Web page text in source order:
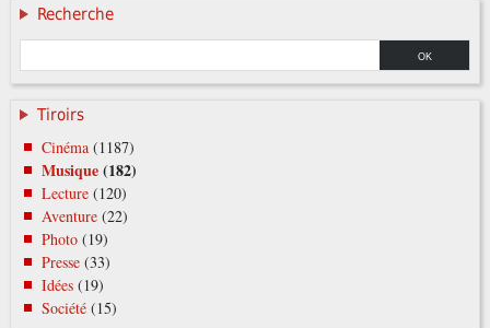
Recherche
Tiroirs
Cinéma (1187)
Musique(182)
Lecture (120)
Aventure (22)
Photo (19)
Presse (33)
Idées (19)
Société (15)